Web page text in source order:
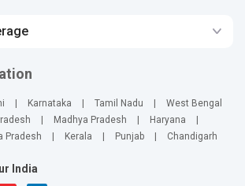
Karnataka Tamil Nadu
West Bengal
Madhya Pradesh Haryana
Pradesh Kerala Punjab Chandigarh
India